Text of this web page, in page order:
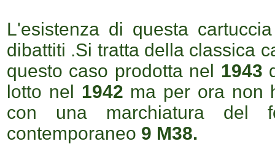
L'esistenza di questa
dibattiti .Si tratta della classica
questo caso prodotta nel 1943
lotto nel 1942 ma per ora non
con una marchiatura del
contemporaneo 9 M38.